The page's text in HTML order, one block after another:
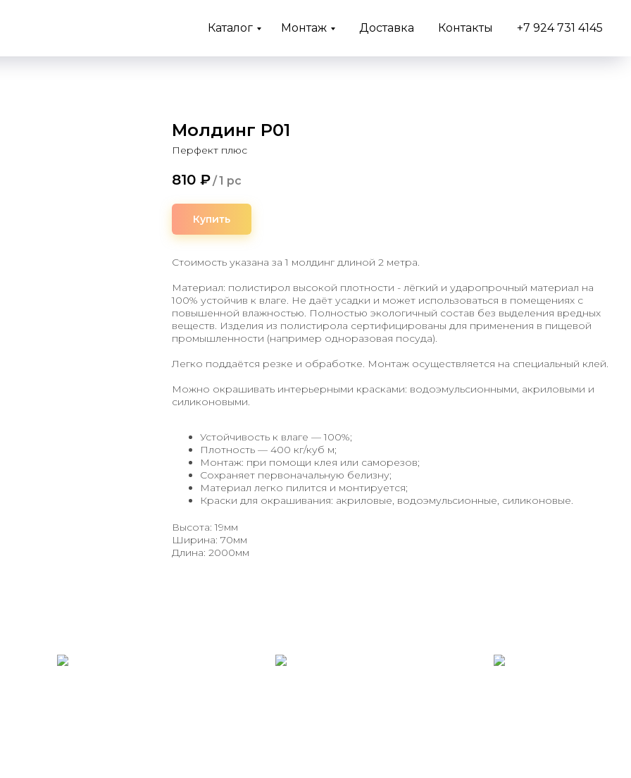
Каталог Монтаж Доставка Контакты +7 924 731 4145
Молдинг P01
Перфект плюс
810 ₽/1 pc
Купить
Стоимость указана за 1 молдинг длиной 2 метра.
Материал: полистирол высокой плотности - лёгкий и ударопрочный материал на
100% устойчив к влаге. Не даёт усадки и может использоваться в помещениях с
повышенной влажностью. Полностью экологичный состав без выделения вредных
веществ. Изделия из полистирола сертифицированы для применения в пищевой
промышленности (например одноразовая посуда).
Легко поддаётся резке и обработке. Монтаж осуществляется на специальный клей.
Можно окрашивать интерьерными красками: водоэмульсионными, акриловыми и
силиконовыми.
Устойчивость к влаге — 100%;
Плотность — 400 кг/куб м;
Монтаж: при помощи клея или саморезов;
Сохраняет первоначальную белизну;
Материал легко пилится и монтируется;
Краски для окрашивания: акриловые, водоэмульсионные, силиконовые.
Высота: 19мм
Ширина: 70мм
Длина: 2000мм